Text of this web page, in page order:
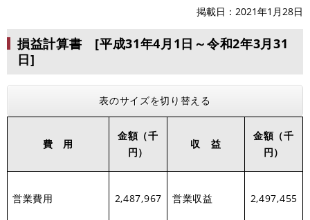
掲載日 2021年1月28日
損益計算書 [平成31年4月1日～令和2年3月31
日]
表のサイズを切り替える
費 用
金額（千
円）
収 益
金額（千
円）
営業費用 2,487,967 営業収益 2,497,455